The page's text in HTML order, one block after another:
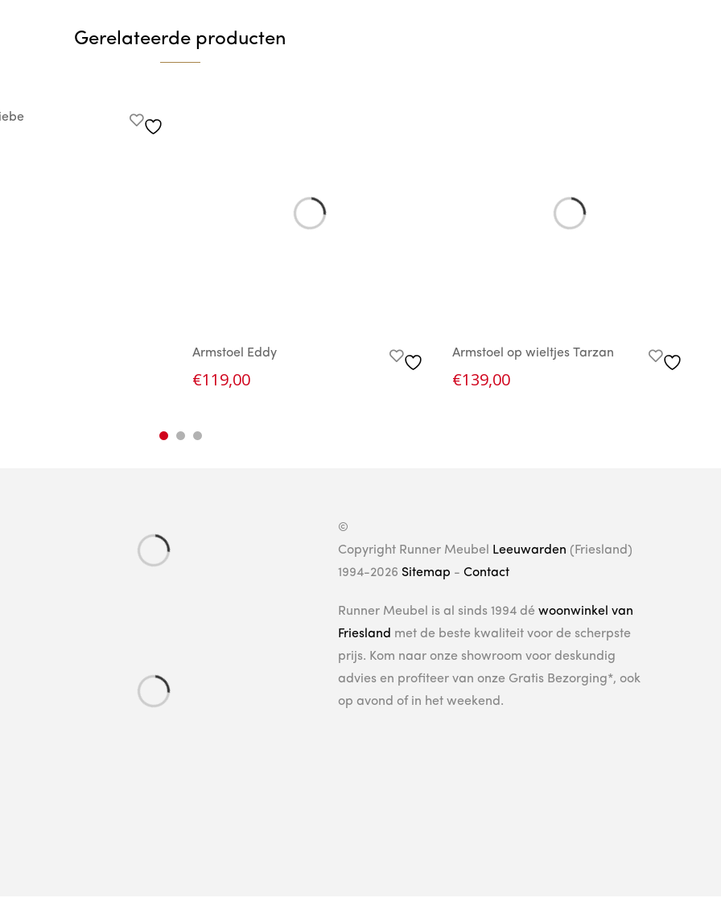
Gerelateerde producten
Armstoel Eddy
€119,00
Armstoel op wieltjes Tarzan
€139,00
©
Copyright Runner Meubel
Leeuwarden (Friesland)
1994-2026 Sitemap - Contact
Runner Meubel is al sinds 1994 dé woonwinkel van
Friesland met de beste kwaliteit voor de scherpste
prijs. Kom naar onze showroom voor deskundig
advies en profiteer van onze Gratis Bezorging*, ook
op avond of in het weekend.